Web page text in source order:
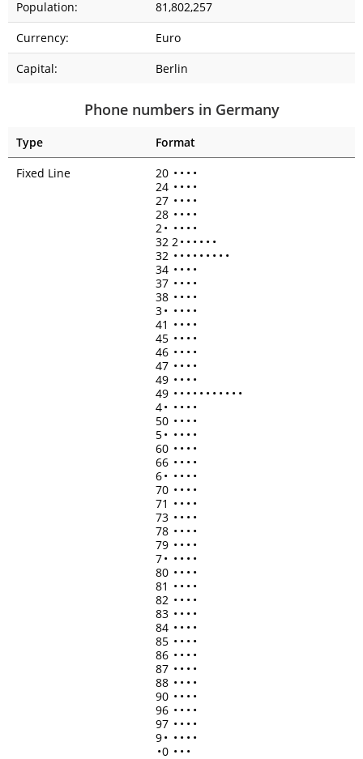
Population:
81,802,257
Currency:
Euro
Capital:
Berlin
Phone numbers in Germany
Type
Format
Fixed Line
20 • • • •
24 • • • •
27 • • • •
28 • • • •
2• • • • •
32 2• • • • • •
32 • • • • • • • • •
34 • • • •
37 • • • •
38 • • • •
3• • • • •
41 • • • •
45 • • • •
46 • • • •
47 • • • •
49 • • • •
49 • • • • • • • • • • •
4• • • • •
50 • • • •
5• • • • •
60 • • • •
66 • • • •
6• • • • •
70 • • • •
71 • • • •
73 • • • •
78 • • • •
79 • • • •
7• • • • •
80 • • • •
81 • • • •
82 • • • •
83 • • • •
84 • • • •
85 • • • •
86 • • • •
87 • • • •
88 • • • •
90 • • • •
96 • • • •
97 • • • •
9• • • • •
•0 • • •